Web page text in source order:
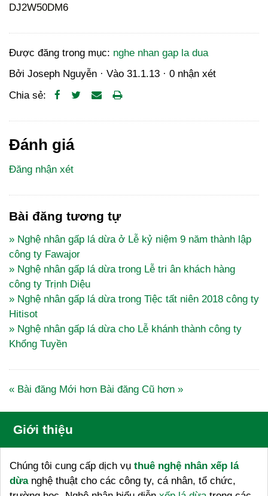
DJ2W50DM6
Được đăng trong mục: nghe nhan gap la dua
Bởi Joseph Nguyễn · Vào 31.1.13 · 0 nhận xét
Chia sẻ:
Đánh giá
Đăng nhận xét
Bài đăng tương tự
» Nghệ nhân gấp lá dừa ở Lễ kỷ niệm 9 năm thành lập
công ty Fawajor
» Nghệ nhân gấp lá dừa trong Lễ tri ân khách hàng
công ty Trịnh Diệu
» Nghệ nhân gấp lá dừa trong Tiệc tất niên 2018 công ty
Hitisot
» Nghệ nhân gấp lá dừa cho Lễ khánh thành công ty
Khổng Tuyền
« Bài đăng Mới hơn Bài đăng Cũ hơn »
Giới thiệu
Chúng tôi cung cấp dịch vụ thuê nghệ nhân xếp lá
dừanghệ thuật cho các công ty, cá nhân, tổ chức,